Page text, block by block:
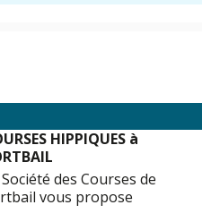
HIPPIQUES à
des Courses de
vous propose